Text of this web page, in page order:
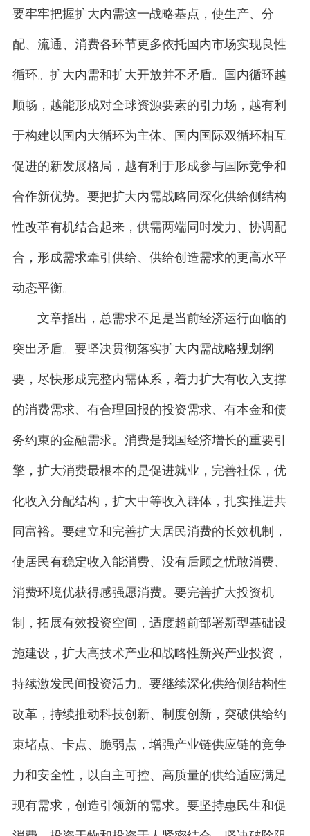
要牢牢把握扩大内需这一战略基点，使生产、分
配、流通、消费各环节更多依托国内市场实现良性
循环。扩大内需和扩大开放并不矛盾。国内循环越
顺畅，越能形成对全球资源要素的引力场，越有利
于构建以国内大循环为主体、国内国际双循环相互
促进的新发展格局，越有利于形成参与国际竞争和
合作新优势。要把扩大内需战略同深化供给侧结构
性改革有机结合起来，供需两端同时发力、协调配
合，形成需求牵引供给、供给创造需求的更高水平
动态平衡。
文章指出，总需求不足是当前经济运行面临的
突出矛盾。要坚决贯彻落实扩大内需战略规划纲
要，尽快形成完整内需体系，着力扩大有收入支撑
的消费需求、有合理回报的投资需求、有本金和债
务约束的金融需求。消费是我国经济增长的重要引
擎，扩大消费最根本的是促进就业，完善社保，优
化收入分配结构，扩大中等收入群体，扎实推进共
同富裕。要建立和完善扩大居民消费的长效机制，
使居民有稳定收入能消费、没有后顾之忧敢消费、
消费环境优获得感强愿消费。要完善扩大投资机
制，拓展有效投资空间，适度超前部署新型基础设
施建设，扩大高技术产业和战略性新兴产业投资，
持续激发民间投资活力。要继续深化供给侧结构性
改革，持续推动科技创新、制度创新，突破供给约
束堵点、卡点、脆弱点，增强产业链供应链的竞争
力和安全性，以自主可控、高质量的供给适应满足
现有需求，创造引领新的需求。要坚持惠民生和促